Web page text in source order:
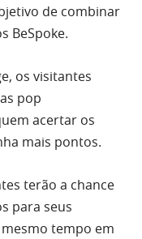
de combinar
BeSpoke.
os visitantes
pop
acertar os
mais pontos.
terão a chance
para seus
tempo em